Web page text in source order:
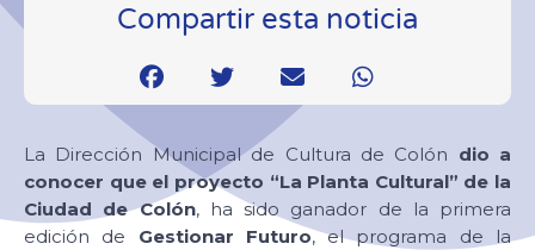
Compartir esta noticia
La Dirección Municipal de Cultura de Colón dio a
conocer que el proyecto “La Planta Cultural” de la
Ciudad de Colón, ha sido ganador de la primera
edición de Gestionar Futuro, el programa de la